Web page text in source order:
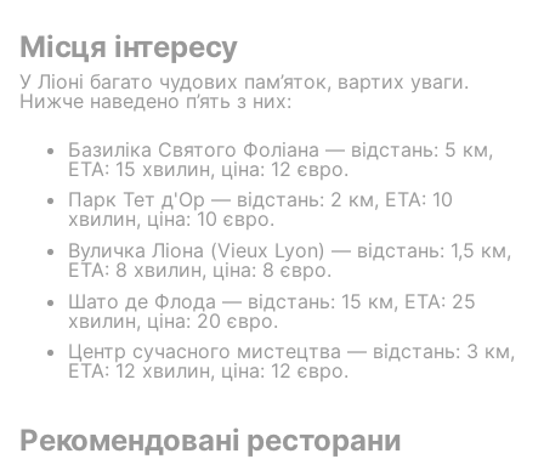
Місця інтересу
У Ліоні багато чудових пам’яток, вартих уваги.
Нижче наведено п’ять з них:
Базиліка Святого Фоліана — відстань: 5 км,
ETA: 15 хвилин, ціна: 12 євро.
Парк Тет д'Ор — відстань: 2 км, ETA: 10
хвилин, ціна: 10 євро.
Вуличка Ліона (Vieux Lyon) — відстань: 1,5 км,
ETA: 8 хвилин, ціна: 8 євро.
Шато де Флода — відстань: 15 км, ETA: 25
хвилин, ціна: 20 євро.
Центр сучасного мистецтва — відстань: 3 км,
ETA: 12 хвилин, ціна: 12 євро.
Рекомендовані ресторани